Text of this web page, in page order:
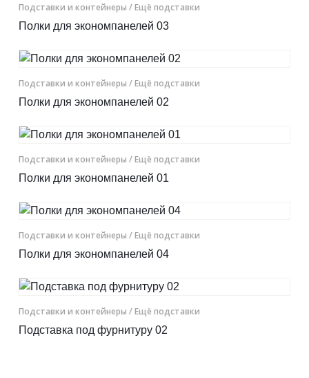
Подставки и контейнеры / Ещё подставки
Полки для экономпанелей 03
Подставки и контейнеры / Ещё подставки
Полки для экономпанелей 02
Подставки и контейнеры / Ещё подставки
Полки для экономпанелей 01
Подставки и контейнеры / Ещё подставки
Полки для экономпанелей 04
Подставки и контейнеры / Ещё подставки
Подставка под фурнитуру 02